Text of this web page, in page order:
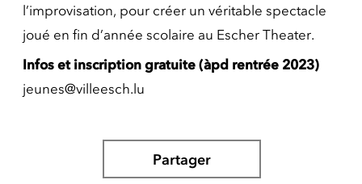
l’improvisation, pour créer un véritable spectacle
joué en fin d’année scolaire au Escher Theater.
Infos et inscription gratuite (àpd rentrée 2023)
jeunes@villeesch.lu
Partager